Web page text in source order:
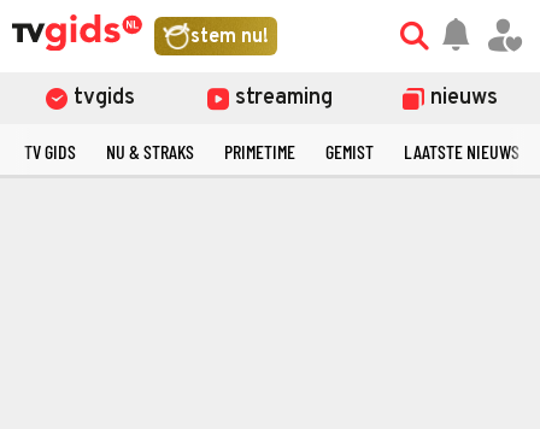
stem nu!
tvgids streaming nieuws
TV GIDS NU & STRAKS PRIMETIME GEMIST LAATSTE NIEUWS